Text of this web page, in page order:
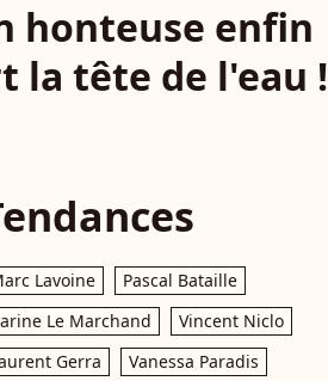
honteuse enfin
la tête de l'eau !
Lavoine
Pascal Bataille
Le Marchand
Vincent Niclo
Gerra
Vanessa Paradis